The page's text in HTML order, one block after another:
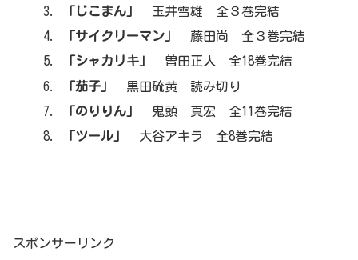
「じこまん」
玉井雪雄 全３巻完結
「サイクリーマン」
藤田尚 全３巻完結
「シャカリキ」
曽田正人 全18巻完結
「茄子」
黒田硫黄 読み切り
「のりりん」
鬼頭 真宏 全11巻完結
「ツール」
大谷アキラ 全8巻完結
スポンサーリンク